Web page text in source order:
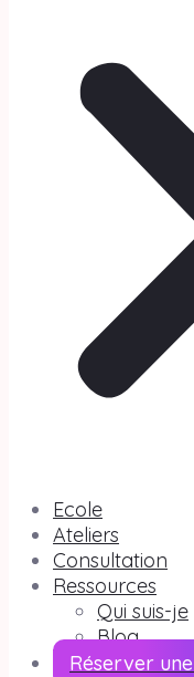
Ecole
Ateliers
Consultation
Ressources
Qui suis-je
Blog
Réserver